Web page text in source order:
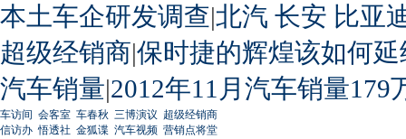
本土车企研发调查|北汽 长安 比亚
超级经销商|保时捷的辉煌该如何延
汽车销量|2012年11月汽车销量179
车访间 会客室 车春秋 三博演议 超级经销商
信访办 悟透社 金狐谍 汽车视频 营销点将堂